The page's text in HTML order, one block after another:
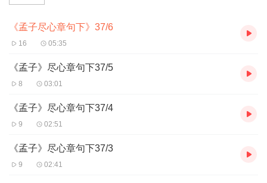
《孟子尽心章句下》37/6
16 05:35
《孟子》尽心章句下37/5
8 03:01
《孟子》尽心章句下37/4
9 02:51
《孟子》尽心章句下37/3
9 02:41